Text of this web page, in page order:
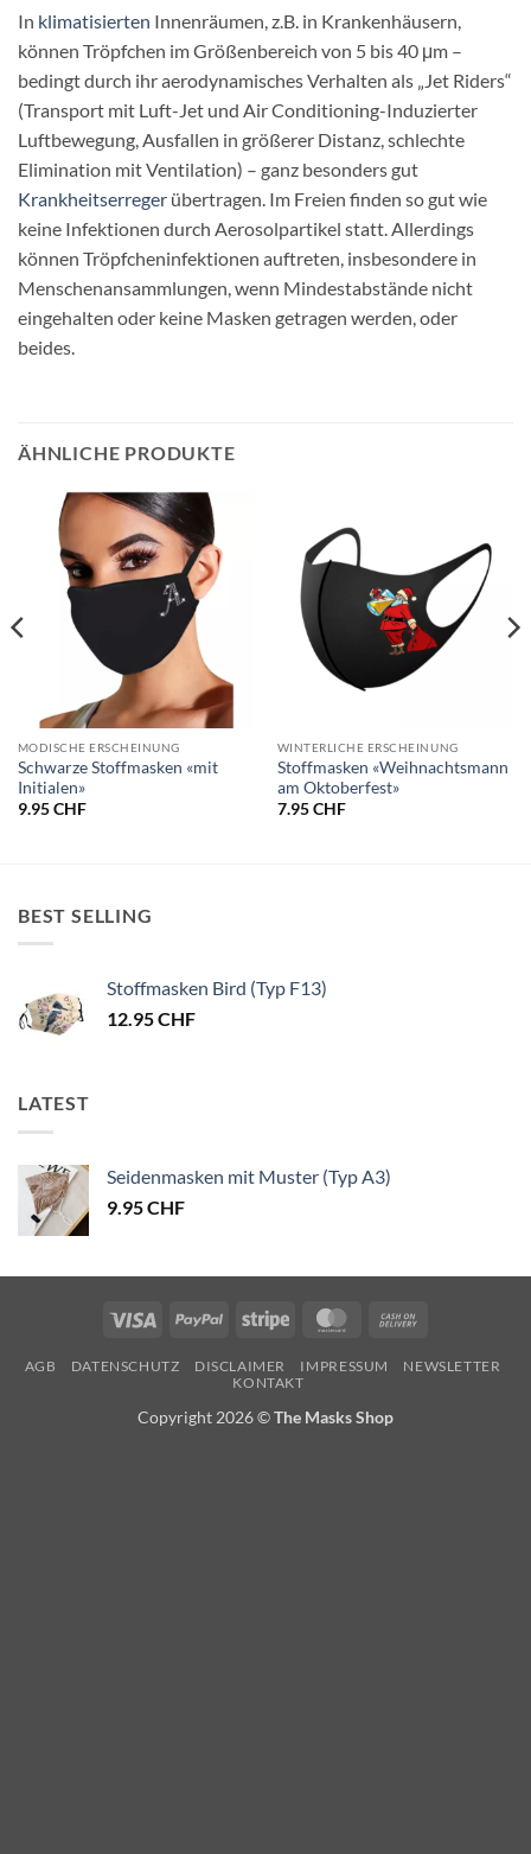
In klimatisierten Innenräumen, z.B. in Krankenhäusern,
können Tröpfchen im Größenbereich von 5 bis 40 μm –
bedingt durch ihr aerodynamisches Verhalten als „Jet Riders“
(Transport mit Luft-Jet und Air Conditioning-Induzierter
Luftbewegung, Ausfallen in größerer Distanz, schlechte
Elimination mit Ventilation) – ganz besonders gut
Krankheitserreger übertragen. Im Freien finden so gut wie
keine Infektionen durch Aerosolpartikel statt. Allerdings
können Tröpfcheninfektionen auftreten, insbesondere in
Menschenansammlungen, wenn Mindestabstände nicht
eingehalten oder keine Masken getragen werden, oder
beides.
ÄHNLICHE PRODUKTE
MODISCHE ERSCHEINUNG
Schwarze Stoffmasken «mit
Initialen»
9.95CHF
WINTERLICHE ERSCHEINUNG
Stoffmasken «Weihnachtsmann
am Oktoberfest»
7.95CHF
BEST SELLING
Stoffmasken Bird (Typ F13)
12.95CHF
LATEST
Seidenmasken mit Muster (Typ A3)
9.95CHF
Visa PayPal Stripe MasterCard
Delivery
AGB DATENSCHUTZ DISCLAIMER IMPRESSUM
NEWSLETTER
KONTAKT
Copyright 2026 ©The Masks Shop